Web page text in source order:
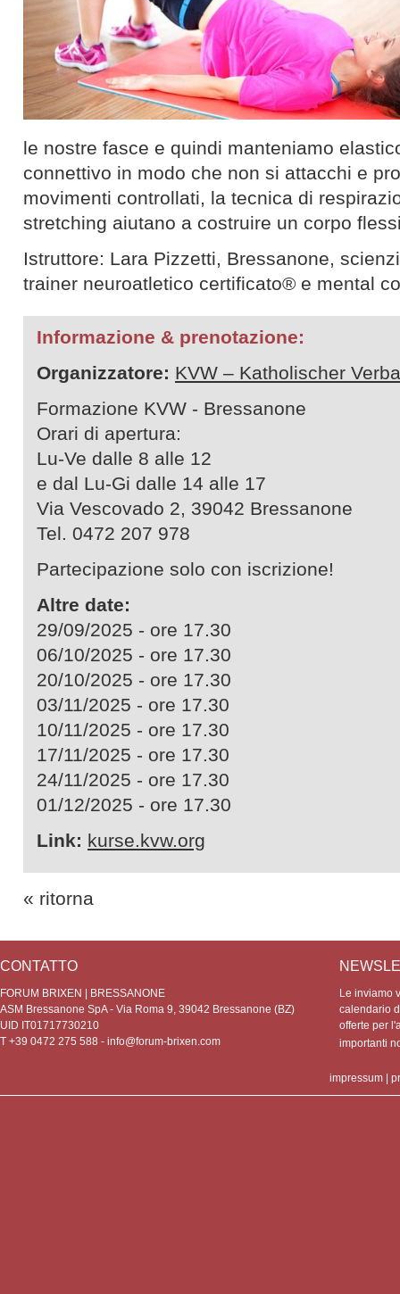
le nostre fasce e quindi manteniamo
connettivo in modo che non si attacchi e
movimenti controllati, la tecnica di
stretching aiutano a costruire un corpo
Istruttore: Lara Pizzetti, Bressanone,
trainer neuroatletico certificato® e mental
Informazione & prenotazione:
Organizzatore: KVW – Katholischer
Formazione KVW - Bressanone
Orari di apertura:
Lu-Ve dalle 8 alle 12
e dal Lu-Gi dalle 14 alle 17
Via Vescovado 2, 39042 Bressanone
Tel. 0472 207 978
Partecipazione solo con iscrizione!
Altre date:
29/09/2025 - ore 17.30
06/10/2025 - ore 17.30
20/10/2025 - ore 17.30
03/11/2025 - ore 17.30
10/11/2025 - ore 17.30
17/11/2025 - ore 17.30
24/11/2025 - ore 17.30
01/12/2025 - ore 17.30
Link: kurse.kvw.org
« ritorna
CONTATTO
FORUM BRIXEN | BRESSANONE
ASM Bressanone SpA - Via Roma 9, 39042 Bressanone (BZ)
UID IT01717730210
T +39 0472 275 588 - info@forum-brixen.com
Le inviamo
calendario
offerte per
importanti
impressum